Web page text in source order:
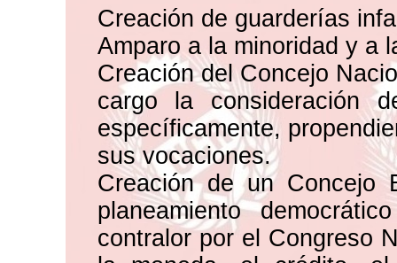
Creación de guarderías
Amparo a la minoridad y a
Creación del Concejo
cargo la consideración
específicamente,
sus vocaciones.
Creación de un Concejo
planeamiento
contralor por el Congreso